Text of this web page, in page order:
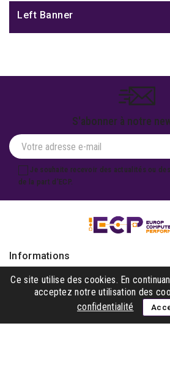
Left Banner
S'abonner à notre
Je souhaite recevoir des actualités ou
de la part d'ECP.
Informations
Produits
Notre société
Ce site utilise des cookies. En
acceptez notre utilisation des
confidentialité